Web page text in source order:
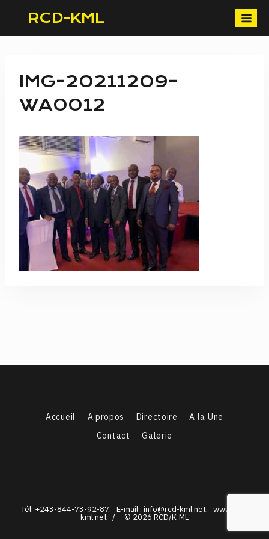
RCD-KML
IMG-20211209-
WA0012
Accueil A propos Directoire
A la Une
Contact
Galerie
Tél: +243-844-73-92-87, E-mail : info@rcd-kml.net, www.rcd-
kml.net / © 2026 RCD/K-ML